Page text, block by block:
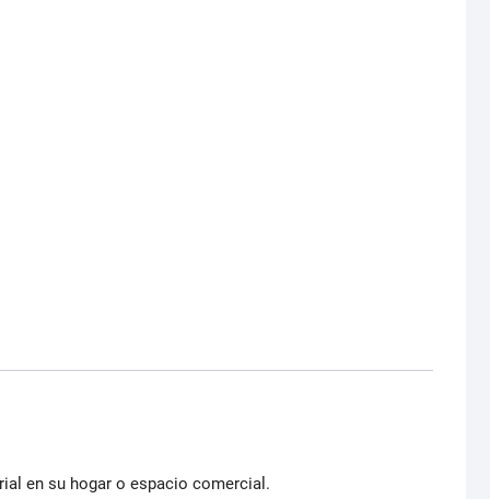
en su hogar o espacio comercial.